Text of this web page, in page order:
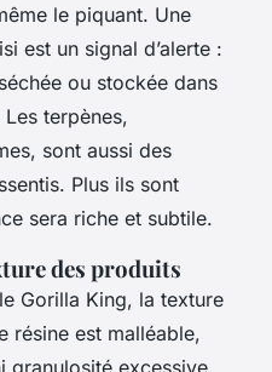
le piquant. Une
est un signal d’alerte :
ou stockée dans
terpènes,
sont aussi des
Plus ils sont
sera riche et subtile.
des produits
Gorilla King, la texture
résine est malléable,
granulosité excessive.